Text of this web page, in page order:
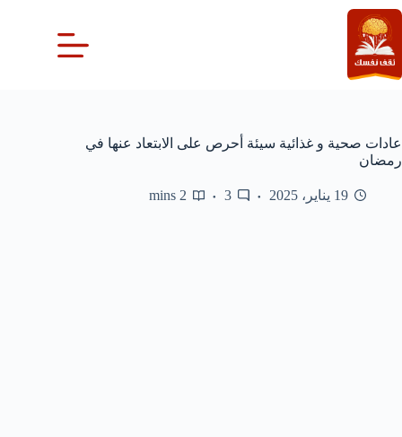
التجاوز
إلى
المحتوى
عادات صحية و غذائية سيئة أحرص على الابتعاد عنها في
رمضان
19 يناير، 2025 3
2 mins